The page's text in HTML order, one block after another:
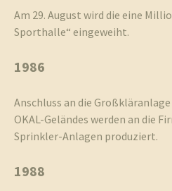
Am 29. August wird die eine
Sporthalle“ eingeweiht.
1986
Anschluss an die
OKAL-Geländes werden an die
Sprinkler-Anlagen produziert.
1988